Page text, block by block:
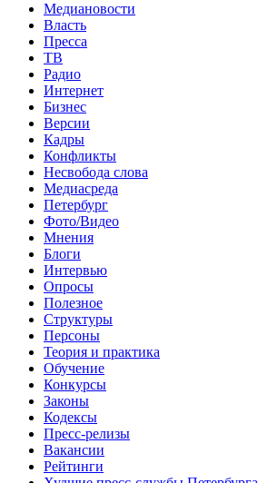
Медиановости
Власть
Пресса
ТВ
Радио
Интернет
Бизнес
Версии
Кадры
Конфликты
Несвобода слова
Медиасреда
Петербург
Фото/Видео
Мнения
Блоги
Интервью
Опросы
Полезное
Структуры
Персоны
Теория и практика
Обучение
Конкурсы
Законы
Кодексы
Пресс-релизы
Вакансии
Рейтинги